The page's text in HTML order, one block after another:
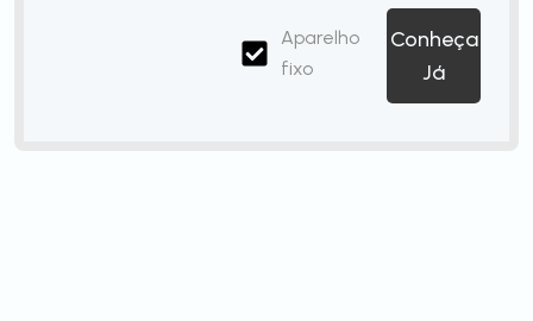
Aparelho
fixo
Conheça
Já